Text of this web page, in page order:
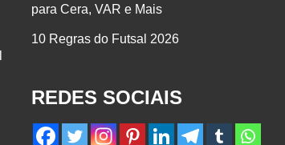
para Cera, VAR e Mais
10 Regras do Futsal 2026
REDES SOCIAIS